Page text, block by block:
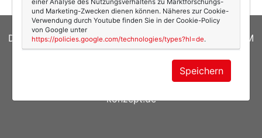
DATENSCHUTZERKLÄRUNG|COOKIES|IMPRESSUM
| Susanne Ackstaller
Sibylle Zimmermann, hz-
konzept.de
einer Analyse des Nutzungsverhaltens zu Marktforschungs-
und Marketing-Zwecken dienen können. Näheres zur Cookie-
Verwendung durch Youtube finden Sie in der Cookie-Policy
von Google unter
https://policies.google.com/technologies/types?hl=de.
Speichern